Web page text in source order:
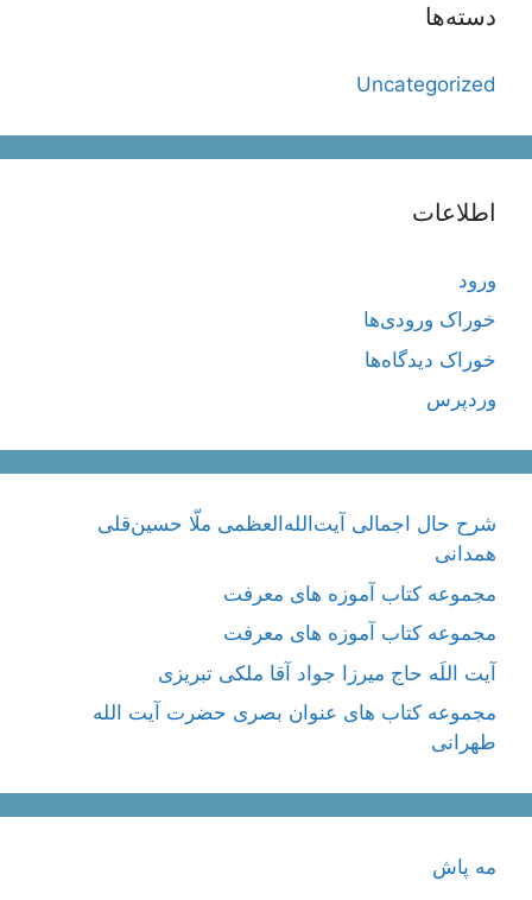
دسته‌ها
Uncategorized
اطلاعات
ورود
خوراک ورودی‌ها
خوراک دیدگاه‌ها
وردپرس
شرح حال اجمالی آیت‌الله‌العظمی ملّا حسین‌قلی
همدانی
مجموعه کتاب آموزه های معرفت
مجموعه کتاب آموزه های معرفت
آیت اللَه حاج میرزا جواد آقا ملکی تبریزی
مجموعه کتاب های عنوان بصری حضرت آیت الله
طهرانی
مه پاش